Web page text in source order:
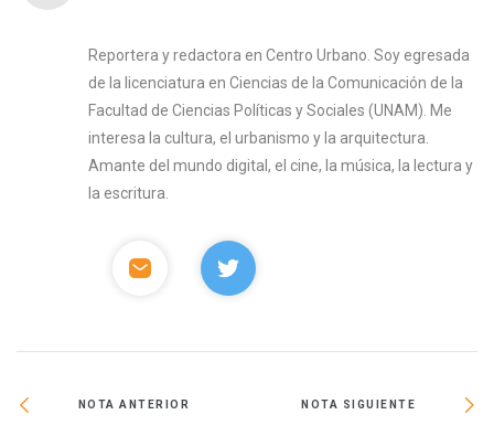
Reportera y redactora en Centro Urbano. Soy egresada
de la licenciatura en Ciencias de la Comunicación de la
Facultad de Ciencias Políticas y Sociales (UNAM). Me
interesa la cultura, el urbanismo y la arquitectura.
Amante del mundo digital, el cine, la música, la lectura y
la escritura.
NOTA ANTERIOR NOTA SIGUIENTE